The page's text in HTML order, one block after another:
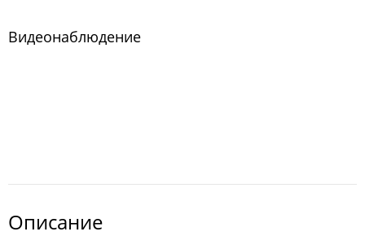
Видеонаблюдение
Описание